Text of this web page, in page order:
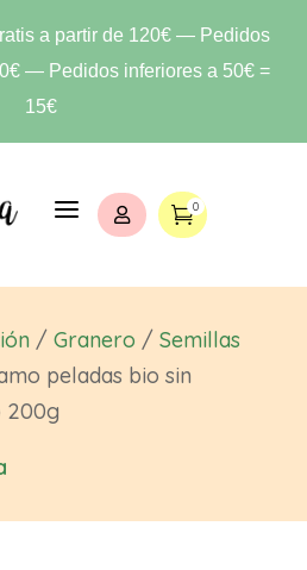
a partir de 120€ — Pedidos
— Pedidos inferiores a 50€ =
15€
a  0
/ Granero / Semillas
peladas bio sin
200g